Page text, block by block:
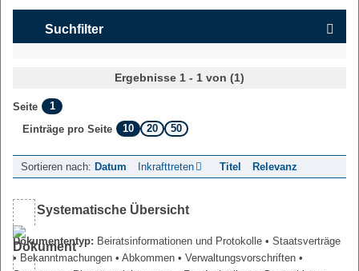
Suchfilter
Ergebnisse 1 - 1 von (1)
Seite
1
Einträge pro Seite
10 20 50
Sortieren nach: Datum Inkrafttreten Titel Relevanz
Systematische Übersicht
Dokumententyp: Beiratsinformationen und Protokolle • Staatsverträge
• Bekanntmachungen • Abkommen • Verwaltungsvorschriften •